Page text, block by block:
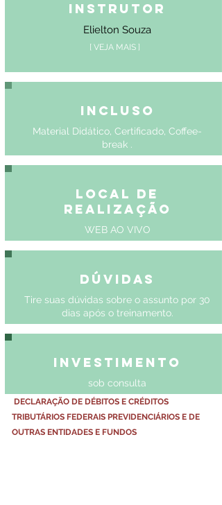
Instrutor
Elielton Souza
[ VEJA MAIS ]
Incluso
Material Didático, Certificado, Coffee-
break .
Local de
Realização
WEB AO VIVO
Dúvidas
Tire suas dúvidas sobre o assunto por 30
dias após o treinamento.
Investimento
sob consulta
DECLARAÇÃO DE DÉBITOS E CRÉDITOS
TRIBUTÁRIOS FEDERAIS PREVIDENCIÁRIOS E DE
OUTRAS ENTIDADES E FUNDOS